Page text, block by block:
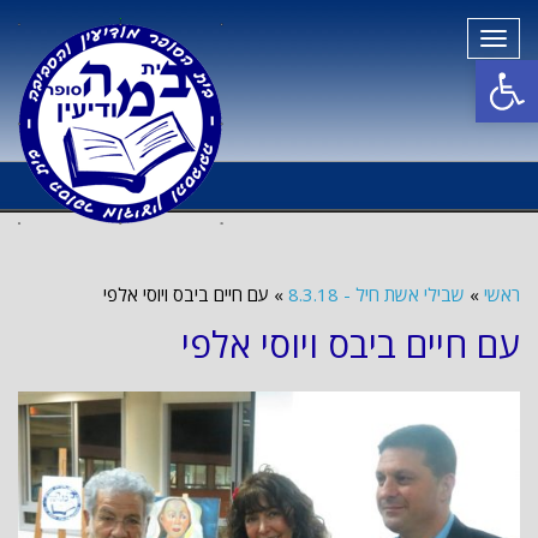
פתח סרגל נגישות
תפריט
ראשי » שבילי אשת חיל - 8.3.18 » עם חיים ביבס ויוסי אלפי
עם חיים ביבס ויוסי אלפי